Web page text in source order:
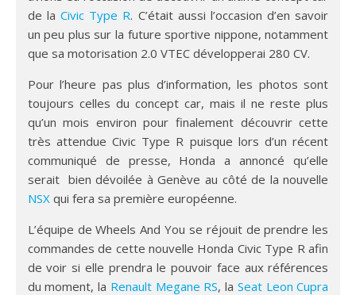
de laCivic Type R. C’était aussi l’occasion d’en savoir
un peu plus sur la future sportive nippone, notamment
que sa motorisation 2.0 VTEC développerai 280 CV.
Pour l’heure pas plus d’information, les photos sont
toujours celles du concept car, mais il ne reste plus
qu’un mois environ pour finalement découvrir cette
très attendue Civic Type R puisque lors d’un récent
communiqué de presse, Honda a annoncé qu’elle
serait bien dévoilée à Genève au côté de la nouvelle
NSX qui fera sa première européenne.
L’équipe de Wheels And You se réjouit de prendre les
commandes de cette nouvelle Honda Civic Type R afin
de voir si elle prendra le pouvoir face aux références
du moment, la Renault Megane RS, la Seat Leon Cupra